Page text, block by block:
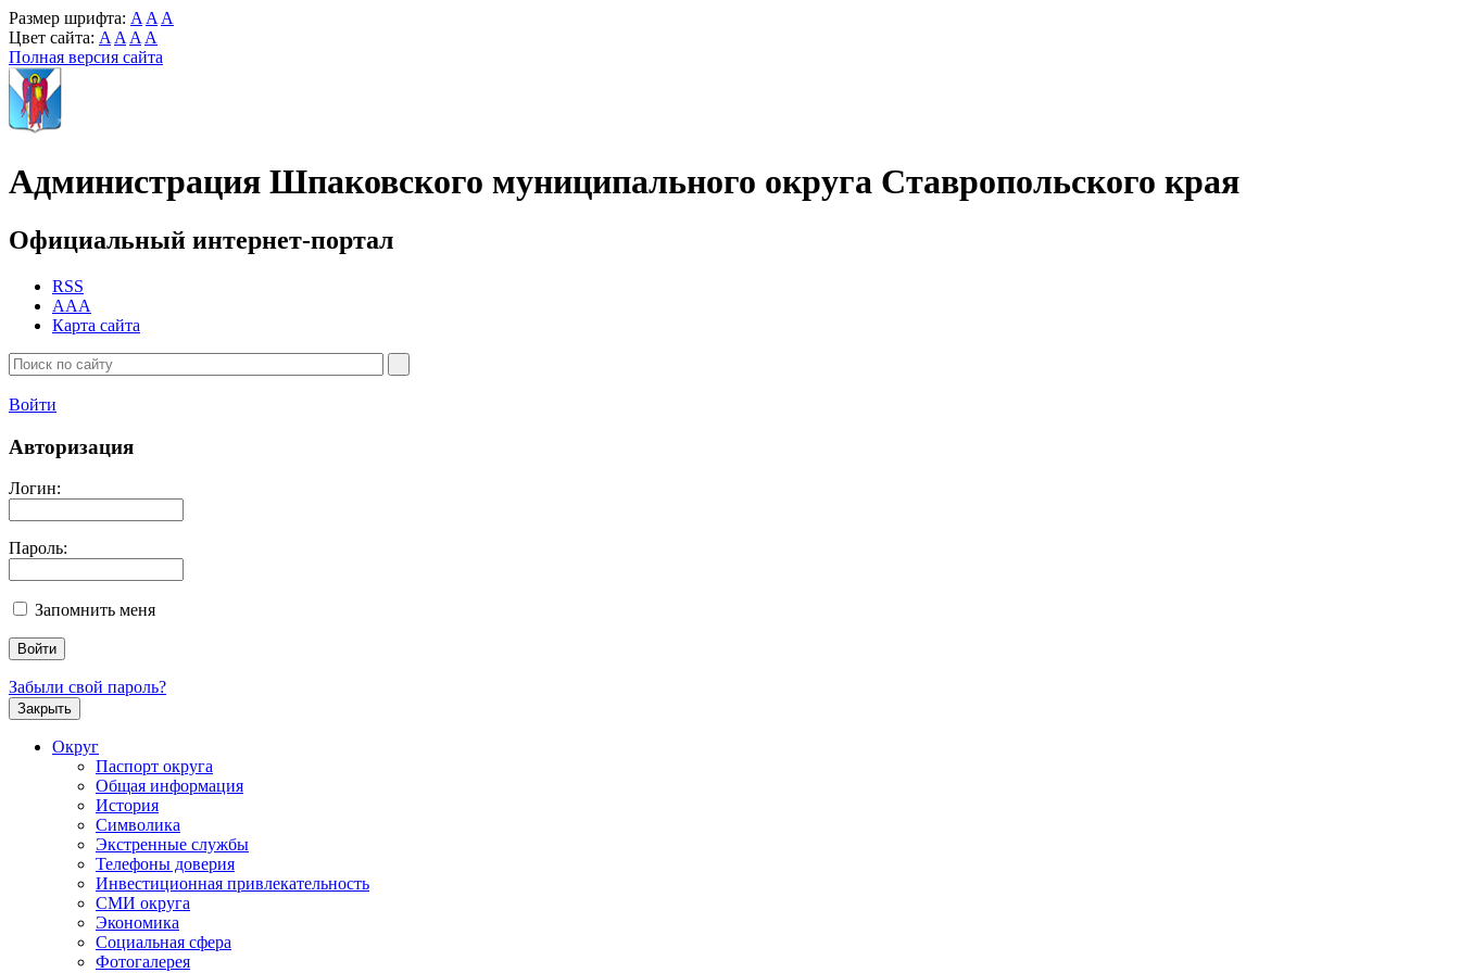
Размер шрифта: A A A
Цвет сайта: A A A A
Полная версия сайта
Администрация Шпаковского муниципального округа Ставропольского края
Официальный интернет-портал
RSS
AAA
Карта сайта
Войти
Авторизация
Логин:
Пароль:
Запомнить меня
Забыли свой пароль?
Закрыть
Округ
Паспорт округа
Общая информация
История
Символика
Экстренные службы
Телефоны доверия
Инвестиционная привлекательность
СМИ округа
Экономика
Социальная сфера
Фотогалерея